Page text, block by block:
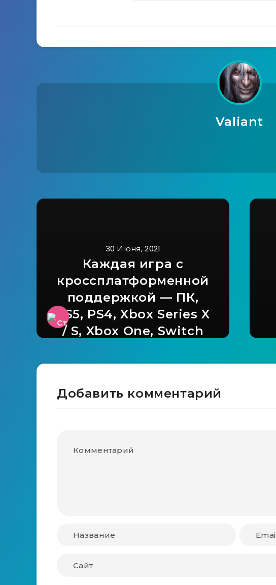
Valiant
30 Июня, 2021
Каждая игра с
кроссплатформенной
поддержкой — ПК,
PS5, PS4, Xbox Series X
/ S, Xbox One, Switch
Добавить комментарий